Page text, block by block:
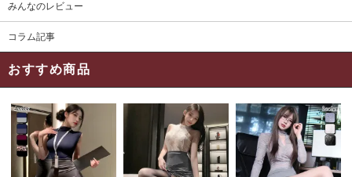
みんなのレビュー
コラム記事
おすすめ商品